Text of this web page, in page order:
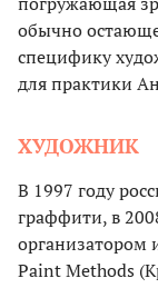
обычно
специфику
для практики
ХУДОЖНИК
В 1997 году
граффити, в
организатором
Paint Methods